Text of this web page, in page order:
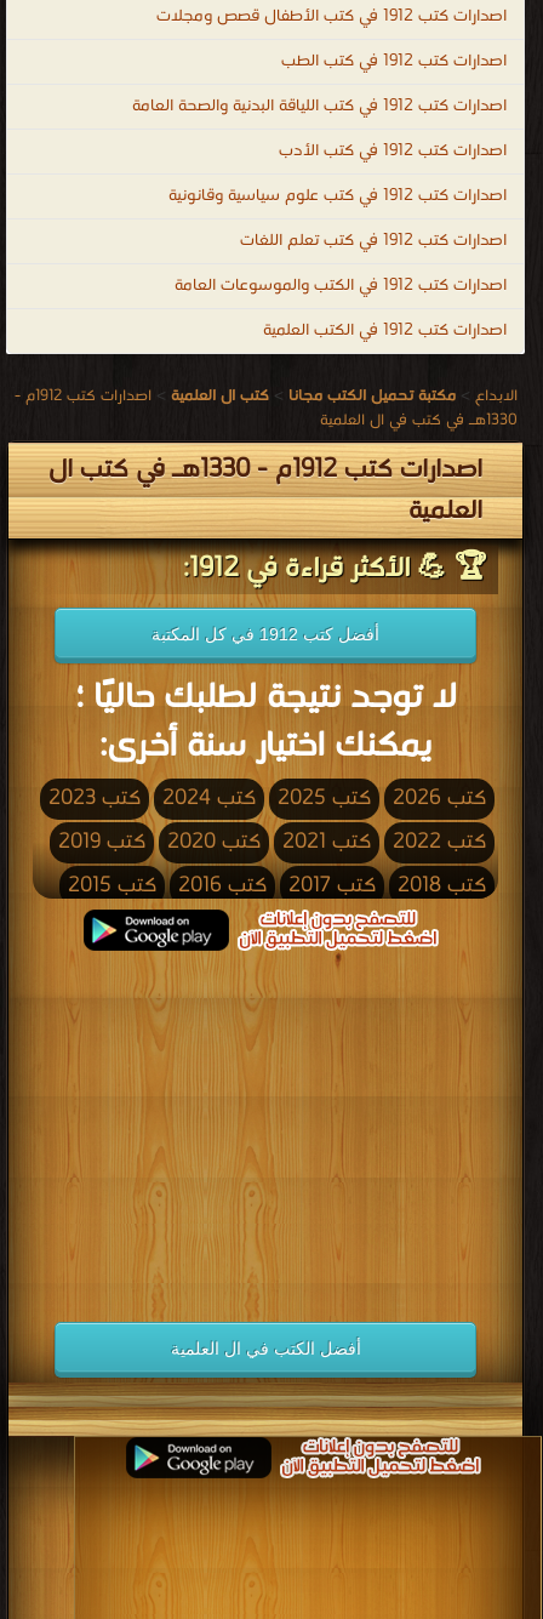
اصدارات كتب 1912 في كتب الأطفال قصص ومجلات
اصدارات كتب 1912 في كتب الطب
اصدارات كتب 1912 في كتب اللياقة البدنية والصحة العامة
اصدارات كتب 1912 في كتب الأدب
اصدارات كتب 1912 في كتب علوم سياسية وقانونية
اصدارات كتب 1912 في كتب تعلم اللغات
اصدارات كتب 1912 في الكتب والموسوعات العامة
اصدارات كتب 1912 في الكتب العلمية
الابداع > مكتبة تحميل الكتب مجانا > كتب ال العلمية >
اصدارات كتب 1912م -
1330هـ في كتب في ال العلمية
اصدارات كتب 1912م - 1330هـ في كتب ال
العلمية
🏆 💪 الأكثر قراءة في 1912:
أفضل كتب 1912 في كل المكتبة
لا توجد نتيجة لطلبك حاليًا ؛
يمكنك اختيار سنة أخرى:
كتب 2026 كتب 2025 كتب 2024
كتب 2023
كتب 2022
كتب 2021 كتب 2020
كتب 2019
كتب 2018
كتب 2017 كتب 2016
كتب 2015
كتب 2013 كتب 2012
كتب 2011
كتب 2009 كتب 2008
كتب 2006
كتب 2005 كتب 2004
كتب 2003
كتب 2000
كتب 1992
كتب 1991
كتب 1990
كتب 1989 كتب 1988
كتب 1987
كتب 1984
كتب 1983
كتب 1980
كتب 1979
كتب 1978
كتب 1977 كتب 1976
كتب 1975
كتب 1974
كتب 1973 كتب 1972
كتب 1971
كتب 1970
كتب 1969 كتب 1968
كتب 1967
كتب 1966
كتب 1965 كتب 1964
كتب 1963
كتب 1962
كتب 1961 كتب 1960
كتب 1959
كتب 1957
كتب 1952
كتب 1951
أفضل الكتب في ال العلمية